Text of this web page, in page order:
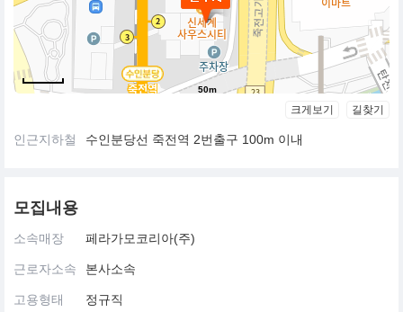
50m
크게보기 길찾기
인근지하철 수인분당선 죽전역 2번출구 100m 이내
모집내용
소속매장 페라가모코리아(주)
근로자소속 본사소속
고용형태 정규직